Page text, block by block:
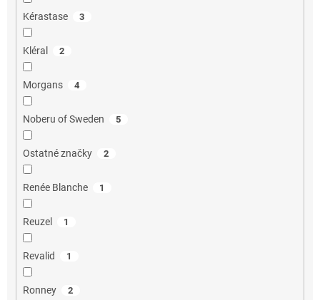
Kérastase 3
Kléral 2
Morgans 4
Noberu of Sweden 5
Ostatné značky 2
Renée Blanche 1
Reuzel 1
Revalid 1
Ronney 2